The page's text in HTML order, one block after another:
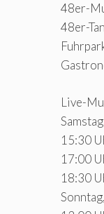
48er-
48er-
Live-
15:30
17:00
18:30